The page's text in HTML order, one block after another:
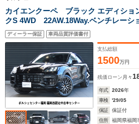
カイエンクーペ ブラック エディショ
クS 4WD 22AW.18Way.ベンチレーシ
ディーラー保証 車両品質評価書付
支払総額
1500万円
残価ローン 月々
年式 2026年
車検
'29/05
保証
保証付
住所
福岡県福岡